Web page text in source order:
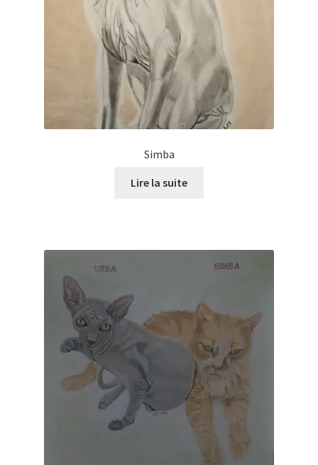
Simba
Lire la suite